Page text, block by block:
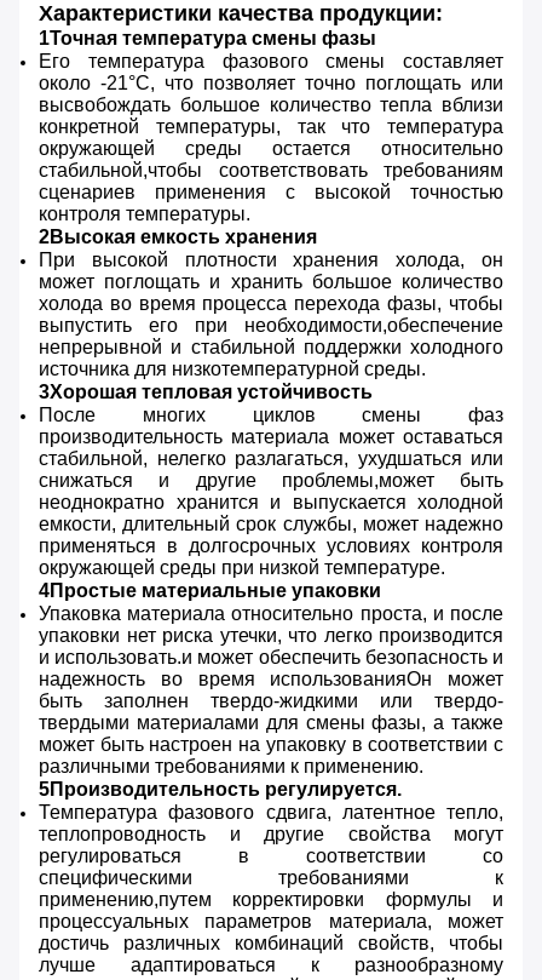
Характеристики качества продукции:
1Точная температура смены фазы
Его температура фазового смены составляет
около -21°C, что позволяет точно поглощать или
высвобождать большое количество тепла вблизи
конкретной температуры, так что температура
окружающей среды остается относительно
стабильной,чтобы соответствовать требованиям
сценариев применения с высокой точностью
контроля температуры.
2Высокая емкость хранения
При высокой плотности хранения холода, он
может поглощать и хранить большое количество
холода во время процесса перехода фазы, чтобы
выпустить его при необходимости,обеспечение
непрерывной и стабильной поддержки холодного
источника для низкотемпературной среды.
3Хорошая тепловая устойчивость
После многих циклов смены фаз
производительность материала может оставаться
стабильной, нелегко разлагаться, ухудшаться или
снижаться и другие проблемы,может быть
неоднократно хранится и выпускается холодной
емкости, длительный срок службы, может надежно
применяться в долгосрочных условиях контроля
окружающей среды при низкой температуре.
4Простые материальные упаковки
Упаковка материала относительно проста, и после
упаковки нет риска утечки, что легко производится
и использовать.и может обеспечить безопасность и
надежность во время использованияОн может
быть заполнен твердо-жидкими или твердо-
твердыми материалами для смены фазы, а также
может быть настроен на упаковку в соответствии с
различными требованиями к применению.
5Производительность регулируется.
Температура фазового сдвига, латентное тепло,
теплопроводность и другие свойства могут
регулироваться в соответствии со
специфическими требованиями к
применению,путем корректировки формулы и
процессуальных параметров материала, может
достичь различных комбинаций свойств, чтобы
лучше адаптироваться к разнообразному